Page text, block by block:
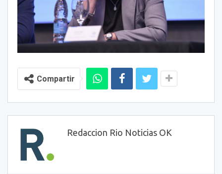
Compartir
Redaccion Rio Noticias OK